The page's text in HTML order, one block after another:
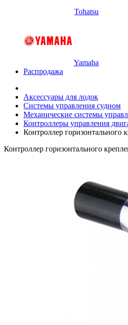
Tohatsu
Yamaha
Распродажа
Аксессуары для лодок
Системы управления судном
Механические системы
Контроллеры управления
Контроллер горизонтального
Контроллер горизонтального